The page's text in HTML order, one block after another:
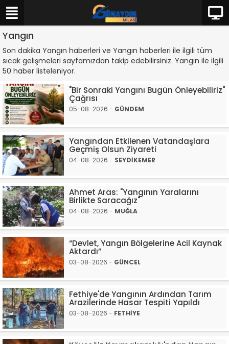
Yangın
Son dakika Yangın haberleri ve Yangın haberleri ile ilgili tüm
sıcak gelişmeleri sayfamızdan takip edebilirsiniz. Yangın ile ilgili
50 haber listeleniyor.
"Bir Sonraki Yangını Bugün Önleyebiliriz"
Çağrısı
05-08-2026 - GÜNDEM
Yangından Etkilenen Vatandaşlara
Geçmiş Olsun Ziyareti
04-08-2026 - SEYDİKEMER
Ahmet Aras: "Yangının Yaralarını
Birlikte Saracağız"
04-08-2026 - MUĞLA
“Devlet, Yangın Bölgelerine Acil Kaynak
Aktardı”
03-08-2026 - GÜNCEL
Fethiye'de Yangının Ardından Tarım
Arazilerinde Hasar Tespiti Yapıldı
03-08-2026 - FETHİYE